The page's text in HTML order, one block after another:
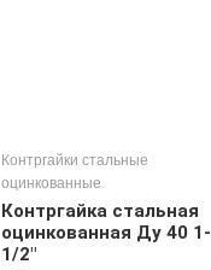
Контргайки стальные
оцинкованные
Контргайка стальная
оцинкованная Ду 40 1-
1/2"